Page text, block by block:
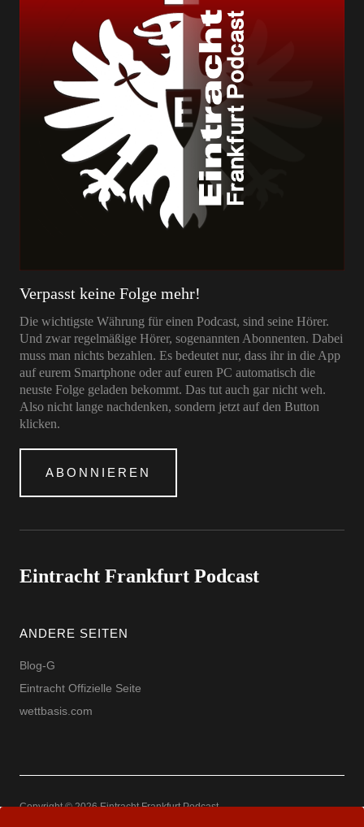
Verpasst keine Folge mehr!
Die wichtigste Währung für einen Podcast, sind seine Hörer.
Und zwar regelmäßige Hörer, sogenannten Abonnenten. Dabei
muss man nichts bezahlen. Es bedeutet nur, dass ihr in die App
auf eurem Smartphone oder auf euren PC automatisch die
neuste Folge geladen bekommt. Das tut auch gar nicht weh.
Also nicht lange nachdenken, sondern jetzt auf den Button
klicken.
ABONNIEREN
Eintracht Frankfurt Podcast
ANDERE SEITEN
Blog-G
Eintracht Offizielle Seite
wettbasis.com
Copyright © 2026 Eintracht Frankfurt Podcast